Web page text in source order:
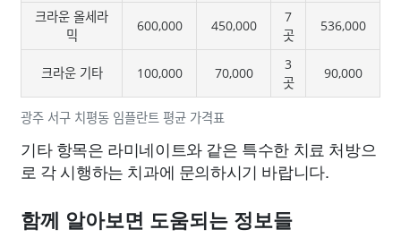
광주 서구 치평동 임플란트 평균 가격표
크라운 올세라
믹
600,000 450,000
7
곳
536,000
크라운 기타 100,000 70,000
3
곳
90,000
기타 항목은 라미네이트와 같은 특수한 치료 처방으
로 각 시행하는 치과에 문의하시기 바랍니다.
함께 알아보면 도움되는 정보들